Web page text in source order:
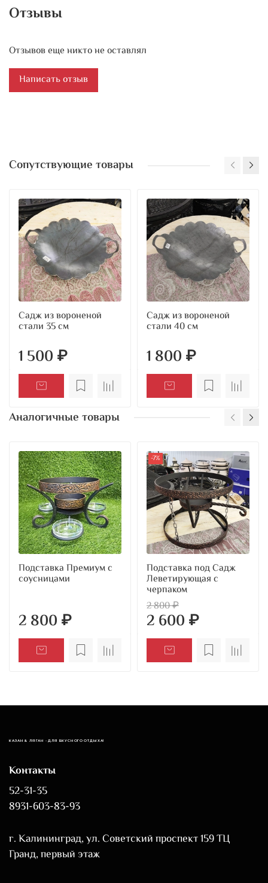
Отзывы
Отзывов еще никто не оставлял
Написать отзыв
Сопутствующие товары
Садж из вороненой
стали 35 см
1 500 ₽
Садж из вороненой
стали 40 см
1 800 ₽
Аналогичные товары
Подставка Премиум с
соусницами
2 800 ₽
-7%
Подставка под Садж
Леветирующая с
черпаком
2 800 ₽
2 600 ₽
КАЗАН & ЛЯГАН - ДЛЯ ВКУСНОГО ОТДЫХА!
Контакты
52-31-35
8931-603-83-93
г. Калининград, ул. Советский проспект 159 ТЦ
Гранд, первый этаж